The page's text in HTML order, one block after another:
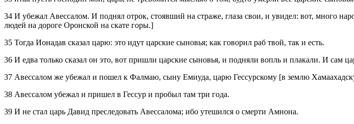
34 И убежал Авессалом. И поднял отрок, стоявший на страже, глаза свои, и увидел: вот, много
людей на дороге Оронской на скате горы.]
35 Тогда Ионадав сказал царю: это идут царские сыновья; как говорил раб твой, так и есть.
36 И едва только сказал он это, вот пришли царские сыновья, и подняли вопль и плакали. И сам
37 Авессалом же убежал и пошел к Фалмаю, сыну Емиуда, царю Гессурскому [в землю
38 Авессалом убежал и пришел в Гессур и пробыл там три года.
39 И не стал царь Давид преследовать Авессалома; ибо утешился о смерти Амнона.